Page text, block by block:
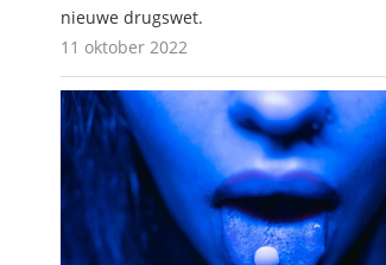
nieuwe drugswet.
11 oktober 2022